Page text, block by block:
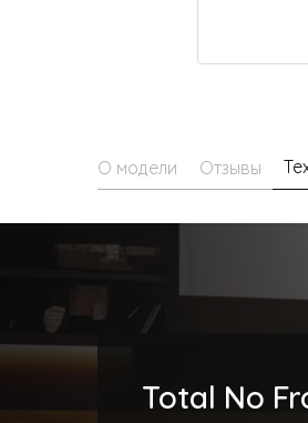
О модели Отзывы
Total No